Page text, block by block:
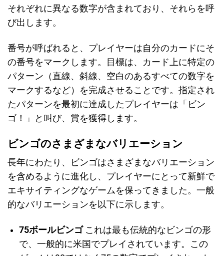
それぞれに異なる数字が含まれており、それらを呼
び出します。
番号が呼ばれると、プレイヤーは自分のカードにそ
の番号をマークします。目標は、カード上に特定の
パターン（直線、斜線、空白のあるすべての数字を
マークするなど）を完成させることです。指定され
たパターンを最初に達成したプレイヤーは「ビン
ゴ！」と叫び、賞を獲得します。
ビンゴのさまざまなバリエーション
長年にわたり、ビンゴはさまざまなバリエーション
を含めるように進化し、プレイヤーにとって新鮮で
エキサイティングなゲームを保ってきました。一般
的なバリエーションを以下に示します。
75ボールビンゴこれは最も伝統的なビンゴの形
で、一般的に米国でプレイされています。この